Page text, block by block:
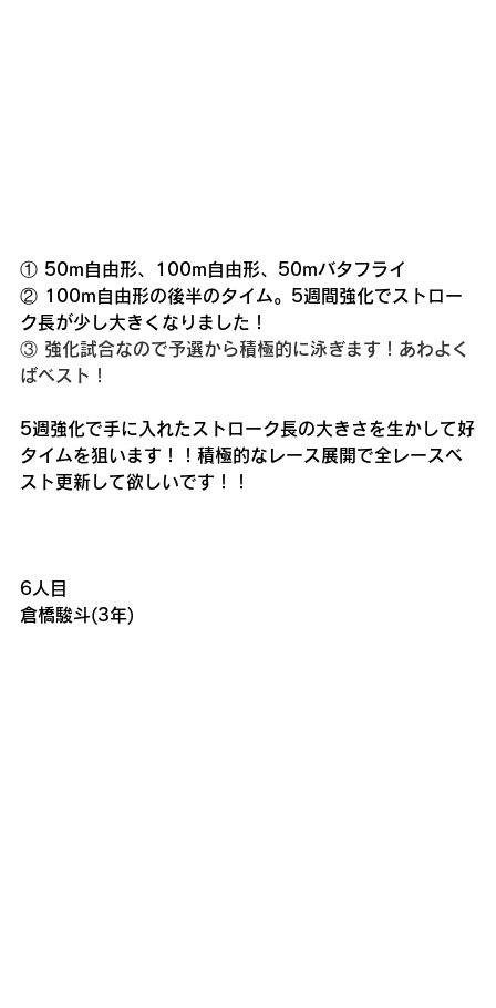
① 50m自由形、100m自由形、50mバタフライ
② 100m自由形の後半のタイム。5週間強化でストロー
ク長が少し大きくなりました！
③ 強化試合なので予選から積極的に泳ぎます！あわよく
ばベスト！
5週強化で手に入れたストローク長の大きさを生かして好
タイムを狙います！！積極的なレース展開で全レースベ
スト更新して欲しいです！！
6人目
倉橋駿斗(3年)